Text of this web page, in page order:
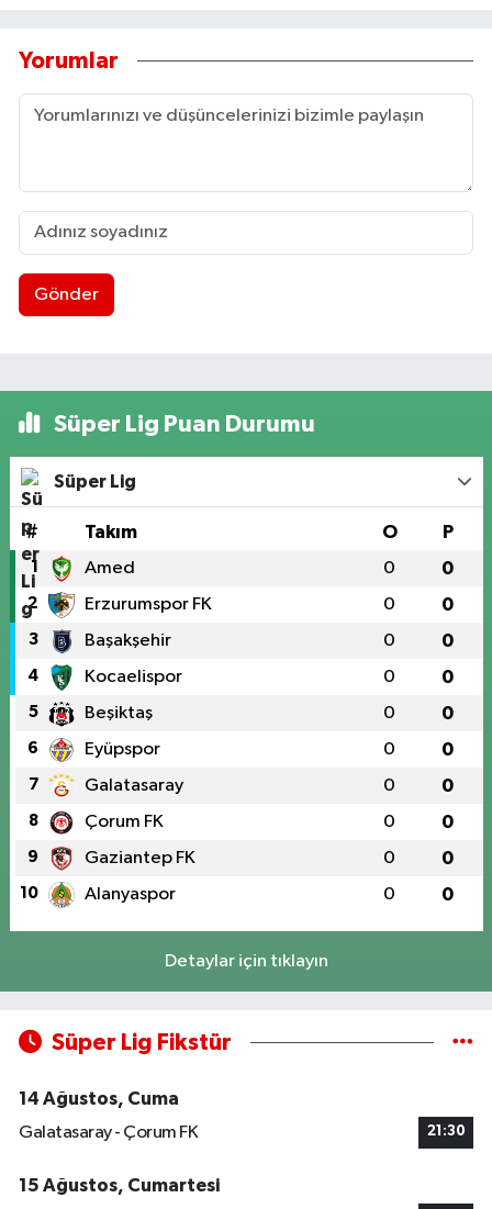
Yorumlar
Gönder
Süper Lig Puan Durumu
Süper Lig
# Takım O P
1 Amed 0 0
2 Erzurumspor FK 0 0
3 Başakşehir 0 0
4 Kocaelispor 0 0
5 Beşiktaş 0 0
6 Eyüpspor 0 0
7 Galatasaray 0 0
8 Çorum FK 0 0
9 Gaziantep FK 0 0
10 Alanyaspor 0 0
Detaylar için tıklayın
Süper Lig Fikstür
14 Ağustos, Cuma
Galatasaray - Çorum FK
21:30
15 Ağustos, Cumartesi